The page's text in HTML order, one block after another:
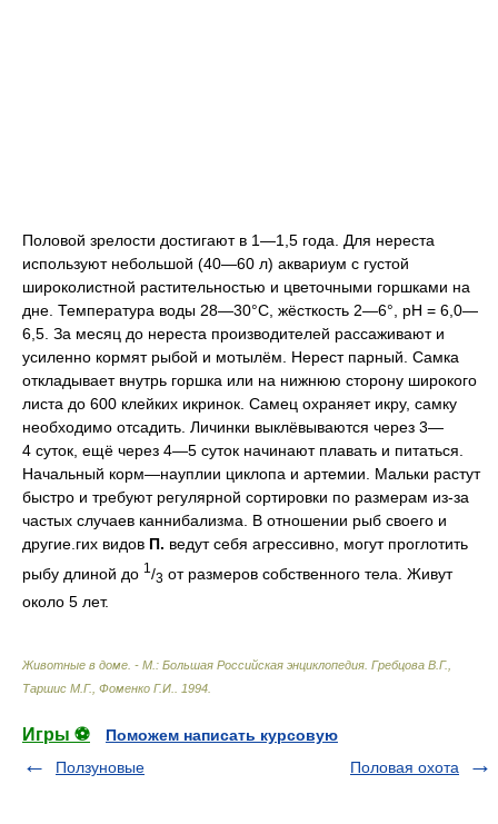
Половой зрелости достигают в 1—1,5 года. Для нереста
используют небольшой (40—60 л) аквариум с густой
широколистной растительностью и цветочными горшками на
дне. Температура воды 28—30°C, жёсткость 2—6°, pH = 6,0—
6,5. За месяц до нереста производителей рассаживают и
усиленно кормят рыбой и мотылём. Нерест парный. Самка
откладывает внутрь горшка или на нижнюю сторону широкого
листа до 600 клейких икринок. Самец охраняет икру, самку
необходимо отсадить. Личинки выклёвываются через 3—
4 суток, ещё через 4—5 суток начинают плавать и питаться.
Начальный корм—науплии циклопа и артемии. Мальки растут
быстро и требуют регулярной сортировки по размерам из-за
частых случаев каннибализма. В отношении рыб своего и
другие.гих видов П. ведут себя агрессивно, могут проглотить
рыбу длиной до 1 /3 от размеров собственного тела. Живут
около 5 лет.
Животные в доме. - М.: Большая Российская энциклопедия Гребцова В.Г.,
Таршис М.Г., Фоменко Г.И.
1994
Игры ⚽
Поможем написать курсовую
Ползуновые
Половая охота